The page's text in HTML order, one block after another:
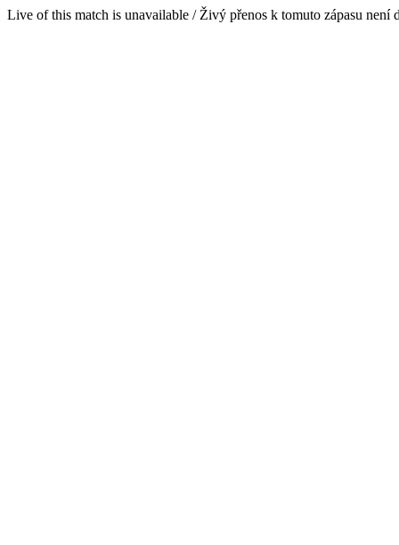
Live of this match is unavailable / Živý přenos k tomuto zápasu není